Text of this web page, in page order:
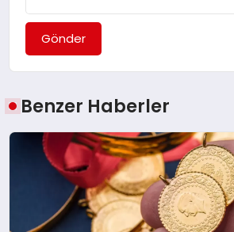
Gönder
Benzer Haberler